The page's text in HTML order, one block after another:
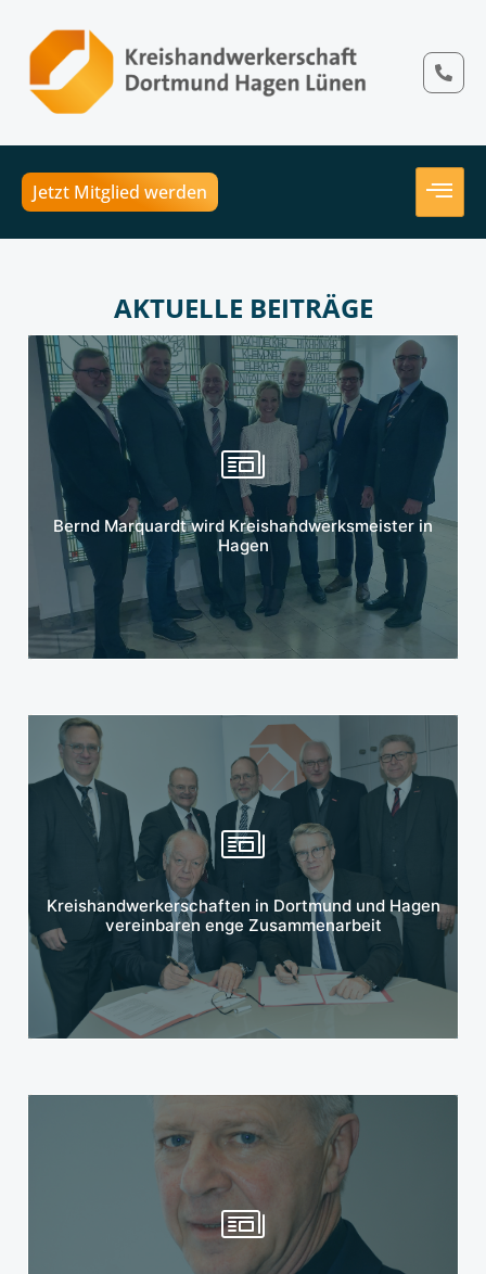
Jetzt Mitglied werden
AKTUELLE BEITRÄGE
Bernd Marquardt wird Kreishandwerksmeister in
Hagen
Mehr erfahren
Kreishandwerkerschaften in Dortmund und Hagen
vereinbaren enge Zusammenarbeit
Mehr erfahren
Mehr erfahren